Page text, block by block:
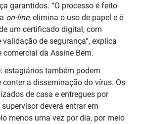
garantidos. “O processo é feito
on-line, elimina o uso de papel e é
um certificado digital, com
de segurança”, explica
comercial da Assine Bem.
estagiários também podem
conter a disseminação do vírus. Os
de casa e entregues por
deverá entrar em
menos uma vez por dia, por meio